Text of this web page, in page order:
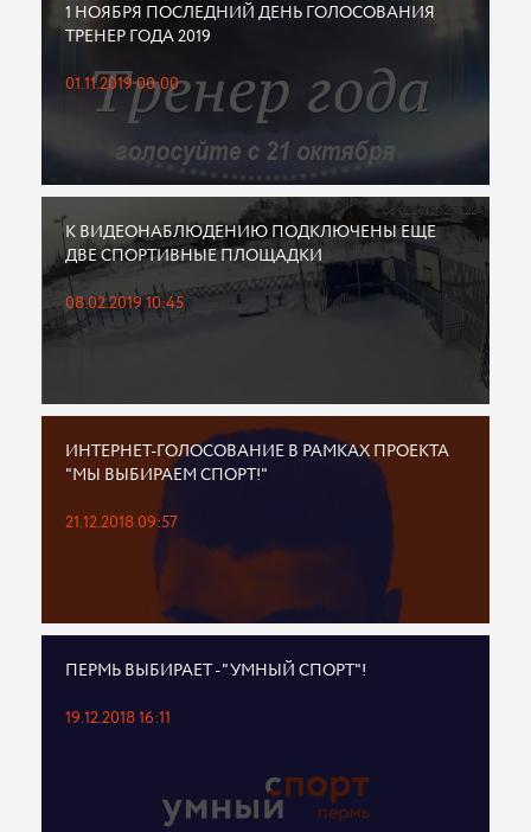
1 НОЯБРЯ ПОСЛЕДНИЙ ДЕНЬ ГОЛОСОВАНИЯ
ТРЕНЕР ГОДА 2019
01.11.2019 00:00
К ВИДЕОНАБЛЮДЕНИЮ ПОДКЛЮЧЕНЫ ЕЩЕ
ДВЕ СПОРТИВНЫЕ ПЛОЩАДКИ
08.02.2019 10:45
ИНТЕРНЕТ-ГОЛОСОВАНИЕ В РАМКАХ ПРОЕКТА
"МЫ ВЫБИРАЕМ СПОРТ!"
21.12.2018 09:57
ПЕРМЬ ВЫБИРАЕТ - "УМНЫЙ СПОРТ"!
19.12.2018 16:11